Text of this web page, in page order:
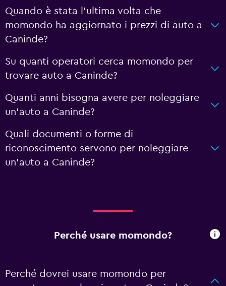
Quando è stata l'ultima volta che
momondo ha aggiornato i prezzi di auto a
Caninde?
Su quanti operatori cerca momondo per
trovare auto a Caninde?
Quanti anni bisogna avere per noleggiare
un'auto a Caninde?
Quali documenti o forme di
riconoscimento servono per noleggiare
un'auto a Caninde?
Perché usare momondo?
Perché dovrei usare momondo per